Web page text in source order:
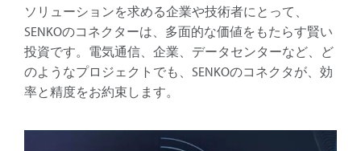
ソリューションを求める企業や技術者にとって、
SENKOのコネクターは、多面的な価値をもたらす賢い
投資です。電気通信、企業、データセンターなど、ど
のようなプロジェクトでも、SENKOのコネクタが、効
率と精度をお約束します。